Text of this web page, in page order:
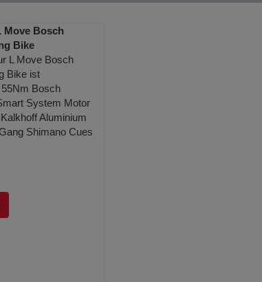
Move Bosch
Bike
L Move Bosch
Bike ist
Bosch
System Motor
Aluminium
Shimano Cues